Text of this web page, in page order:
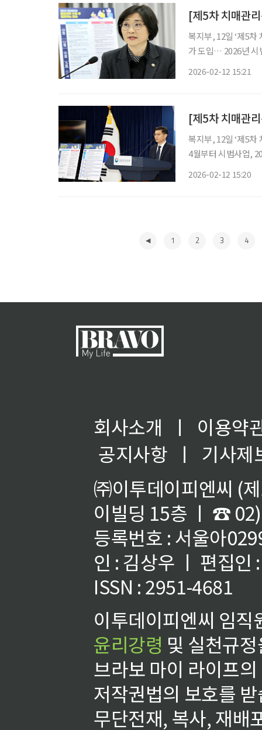
복지부, 12일 ‘제5차
가 도입… 2026년 시
2026-02-12 15:21
복지부, 12일 ‘제5
4월부터 시범사업,
2026-02-12 15:20
1 2 3 4
회사소개 ㅣ
이용약
공지사항
ㅣ
기사제
㈜이투데이피엔씨 (
이빌딩 15층 ㅣ ☎
등록번호 : 서울아
인 : 김상우 ㅣ 편집인
ISSN : 2951-4681
이투데이피엔씨 임
윤리강령 및 실천규
브라보 마이 라이프
저작권법의 보호를
무단전재, 복사, 재배